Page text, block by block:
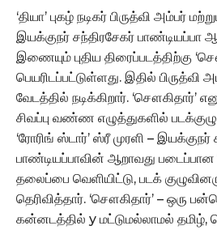
‘தியா’ புகழ் நடிகர் பிருத்வி அம்பர்
இயக்குநர் சந்திரசேகர் பாண்டியப்பா
இணையும் புதிய திரைப்படத்திற்கு
பெயரிடப்பட்டுள்ளது. இதில் பிருத்வி
வேடத்தில் நடிக்கிறார். ‘சௌகிதார்’
சிவப்பு வண்ண எழுத்துகளில்
‘ரோரிங் ஸ்டார்’ ஸ்ரீ முரளி – இயக்குநர்
பாண்டியப்பாவின் ஆறாவது படைப்பான
தலைப்பை வெளியிட்டு, படக்
தெரிவித்தார். ‘சௌகிதார்’ – ஒரு
கன்னடத்தில் y மட்டுமல்லாமல் தமிழ்,